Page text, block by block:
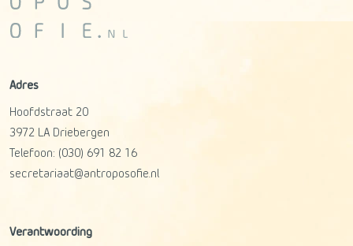
Adres
Hoofdstraat 20
3972 LA
Driebergen
Telefoon: (030) 691 82 16
secretariaat@antroposofie.nl
Verantwoording